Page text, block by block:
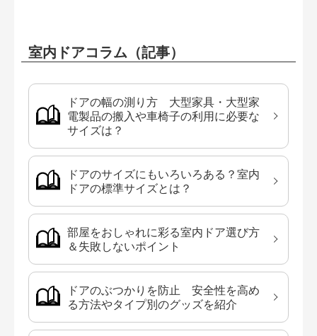
室内ドアコラム（記事）
ドアの幅の測り方 大型家具・大型家
電製品の搬入や車椅子の利用に必要な
サイズは？
ドアのサイズにもいろいろある？室内
ドアの標準サイズとは？
部屋をおしゃれに彩る室内ドア選び方
＆失敗しないポイント
ドアのぶつかりを防止 安全性を高め
る方法やタイプ別のグッズを紹介